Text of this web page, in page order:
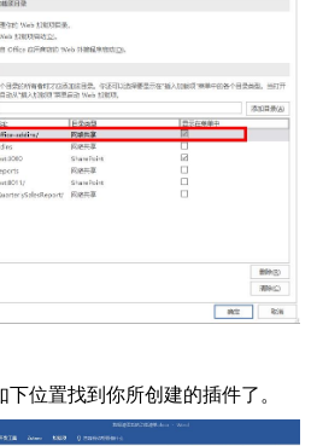
位置找到你所创建的插件了。